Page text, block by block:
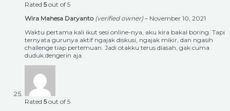
Rated 5out of 5
Wira Mahesa Daryanto (verified owner) – November 10, 2021
Waktu pertama kali ikut sesi online-nya, aku kira bakal boring. Tapi
ternyata gurunya aktif ngajak diskusi, ngajak mikir, dan ngasih
challenge tiap pertemuan. Jadi otakku terus diasah, gak cuma
duduk dengerin aja.
Rated 5out of 5